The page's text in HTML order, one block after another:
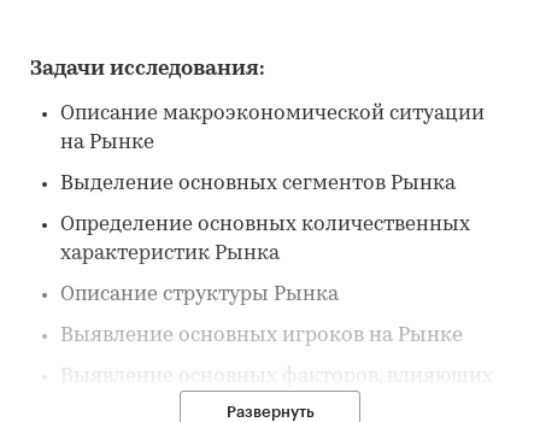
Задачи исследования:
Описание макроэкономической ситуации
на Рынке
Выделение основных сегментов Рынка
Определение основных количественных
характеристик Рынка
Описание структуры Рынка
Выявление основных игроков на Рынке
Выявление основных факторов, влияющих
Развернуть